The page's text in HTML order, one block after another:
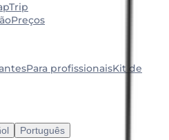
Trip
Preços
Para profissionaisKit de
Português